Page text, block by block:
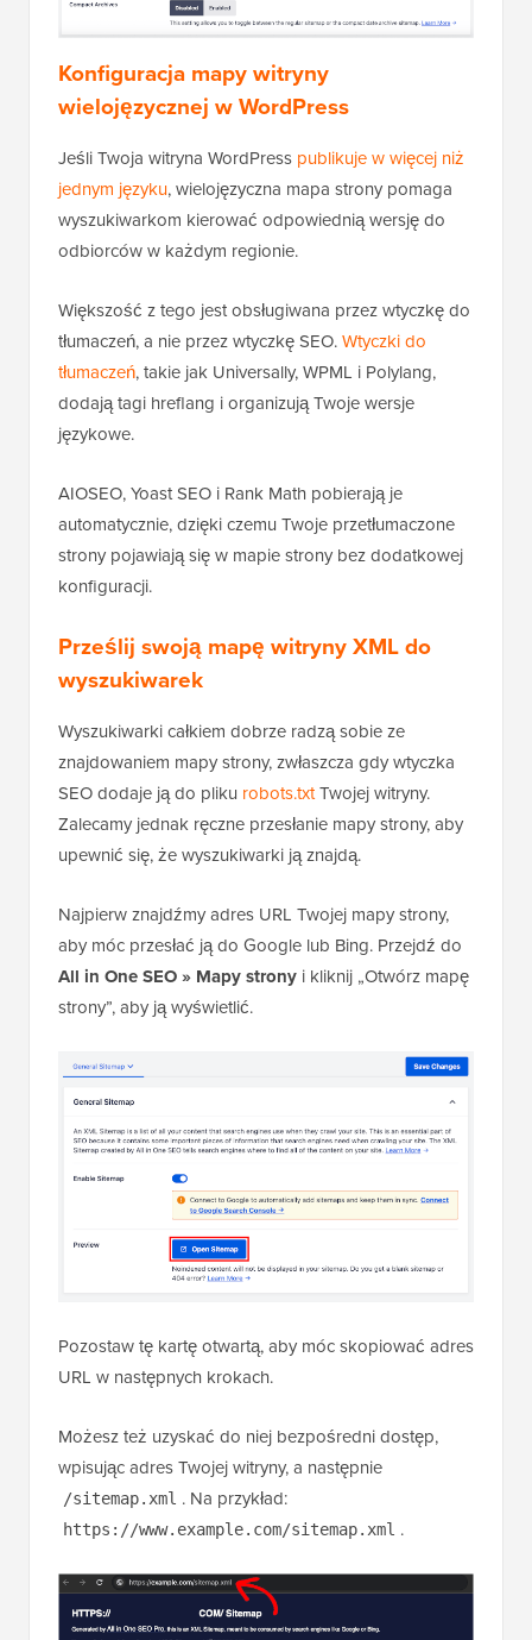
Konfiguracja mapy witryny
wielojęzycznej w WordPress
Jeśli Twoja witryna WordPress publikuje w więcej niż
jednym języku, wielojęzyczna mapa strony pomaga
wyszukiwarkom kierować odpowiednią wersję do
odbiorców w każdym regionie.
Większość z tego jest obsługiwana przez wtyczkę do
tłumaczeń, a nie przez wtyczkę SEO.Wtyczki do
tłumaczeń, takie jak Universally, WPML i Polylang,
dodają tagi hreflang i organizują Twoje wersje
językowe.
AIOSEO, Yoast SEO i Rank Math pobierają je
automatycznie, dzięki czemu Twoje przetłumaczone
strony pojawiają się w mapie strony bez dodatkowej
konfiguracji.
Prześlij swoją mapę witryny XML do
wyszukiwarek
Wyszukiwarki całkiem dobrze radzą sobie ze
znajdowaniem mapy strony, zwłaszcza gdy wtyczka
SEO dodaje ją do pliku robots.txtTwojej witryny.
Zalecamy jednak ręczne przesłanie mapy strony, aby
upewnić się, że wyszukiwarki ją znajdą.
Najpierw znajdźmy adres URL Twojej mapy strony,
aby móc przesłać ją do Google lub Bing. Przejdź do
All in One SEO » Mapy strony i kliknij „Otwórz mapę
strony”, aby ją wyświetlić.
Pozostaw tę kartę otwartą, aby móc skopiować adres
URL w następnych krokach.
Możesz też uzyskać do niej bezpośredni dostęp,
wpisując adres Twojej witryny, a następnie
/sitemap.xml . Na przykład:
https://www.example.com/sitemap.xml .